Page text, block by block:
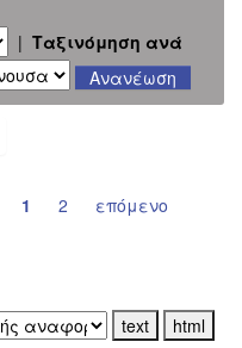
| Ταξινόμηση ανά
1 2 επόμενο